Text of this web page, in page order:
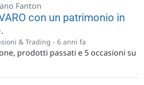
Fanton
con un patrimonio in
& Trading - 6 anni fa
prodotti passati e 5 occasioni su